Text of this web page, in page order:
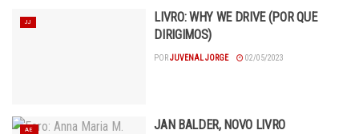
JJ
LIVRO: WHY WE DRIVE (POR QUE
DIRIGIMOS)
PORJUVENAL JORGE 02/05/2023
AE JAN BALDER, NOVO LIVRO